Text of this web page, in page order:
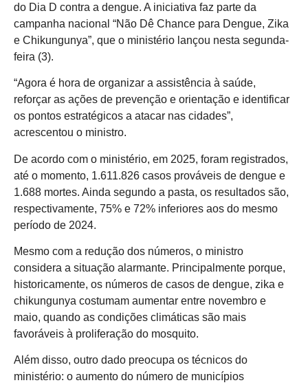
do Dia D contra a dengue. A iniciativa faz parte da
campanha nacional “Não Dê Chance para Dengue, Zika
e Chikungunya”, que o ministério lançou nesta segunda-
feira (3).
“Agora é hora de organizar a assistência à saúde,
reforçar as ações de prevenção e orientação e identificar
os pontos estratégicos a atacar nas cidades”,
acrescentou o ministro.
De acordo com o ministério, em 2025, foram registrados,
até o momento, 1.611.826 casos prováveis de dengue e
1.688 mortes. Ainda segundo a pasta, os resultados são,
respectivamente, 75% e 72% inferiores aos do mesmo
período de 2024.
Mesmo com a redução dos números, o ministro
considera a situação alarmante. Principalmente porque,
historicamente, os números de casos de dengue, zika e
chikungunya costumam aumentar entre novembro e
maio, quando as condições climáticas são mais
favoráveis à proliferação do mosquito.
Além disso, outro dado preocupa os técnicos do
ministério: o aumento do número de municípios